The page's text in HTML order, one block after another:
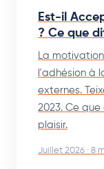
Est-il
? Ce que
La
l'adhésion à
externes.
2023. Ce
plaisir.
Juillet 2026 · 8